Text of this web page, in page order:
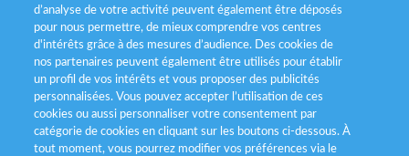
Services consommateurs
Déclaration d’accessibilité
d’analyse de votre activité peuvent également être déposés
pour nous permettre, de mieux comprendre vos centres
d'intérêts grâce à des mesures d’audience. Des cookies de
nos partenaires peuvent également être utilisés pour établir
un profil de vos intérêts et vous proposer des publicités
personnalisées. Vous pouvez accepter l’utilisation de ces
cookies ou aussi personnaliser votre consentement par
catégorie de cookies en cliquant sur les boutons ci-dessous. À
tout moment, vous pourrez modifier vos préférences via le